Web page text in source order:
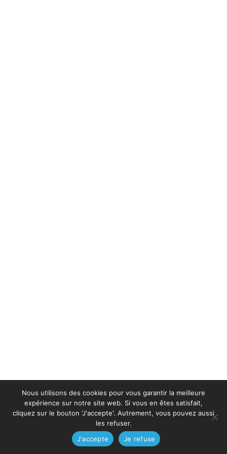
Nous utilisons des cookies pour vous garantir la meilleure
expérience sur notre site web. Si vous en êtes satisfait,
cliquez sur le bouton 'J'accepte'. Autrement, vous pouvez aussi
les refuser.
J'accepte
Je refuse